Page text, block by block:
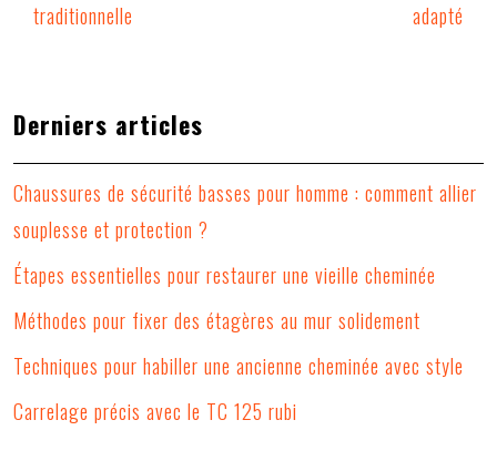
traditionnelle
adapté
Derniers articles
Chaussures de sécurité basses pour homme : comment allier
souplesse et protection ?
Étapes essentielles pour restaurer une vieille cheminée
Méthodes pour fixer des étagères au mur solidement
Techniques pour habiller une ancienne cheminée avec style
Carrelage précis avec le TC 125 rubi